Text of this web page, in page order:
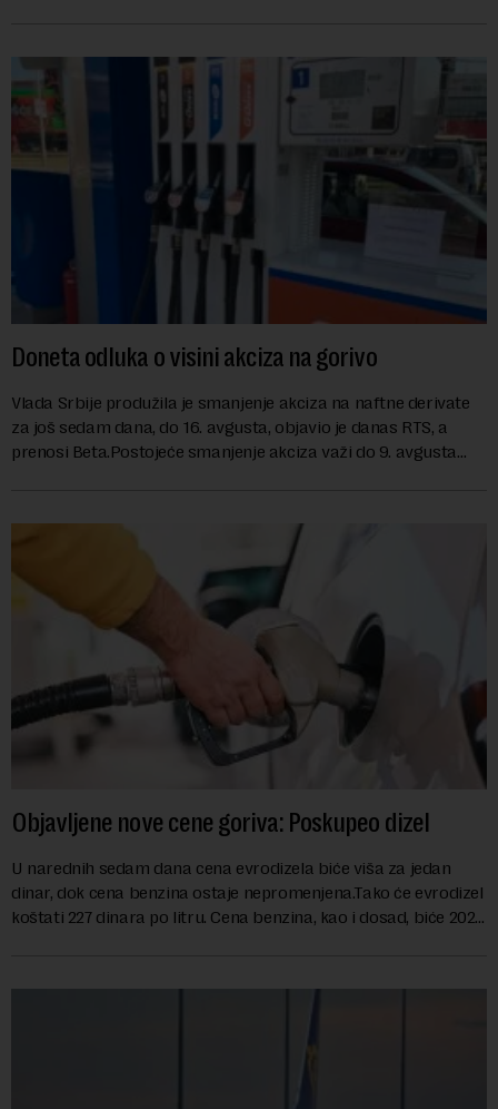
Doneta odluka o visini akciza na gorivo
Vlada Srbije produžila je smanjenje akciza na naftne derivate
za još sedam dana, do 16. avgusta, objavio je danas RTS, a
prenosi Beta.Postojeće smanjenje akciza važi do 9. avgusta
Objavljene nove cene goriva: Poskupeo dizel
U narednih sedam dana cena evrodizela biće viša za jedan
dinar, dok cena benzina ostaje nepromenjena.Tako će evrodizel
koštati 227 dinara po litru. Cena benzina, kao i dosad, biće 202